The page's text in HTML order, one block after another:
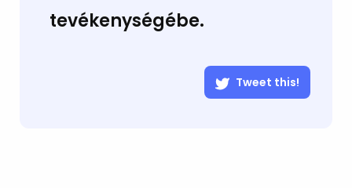
tevékenységébe.
Tweet this!